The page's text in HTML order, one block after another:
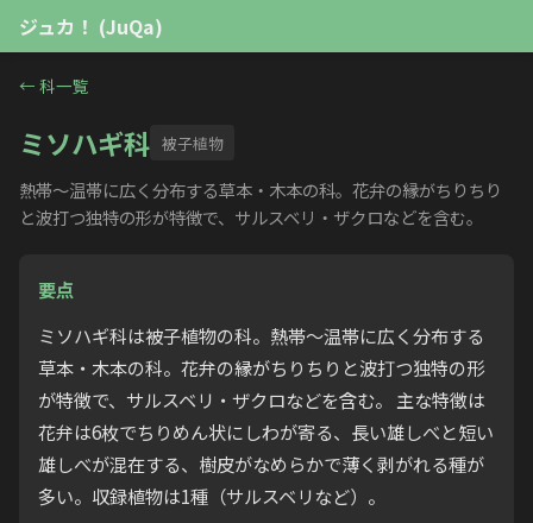
ジュカ！ (JuQa)
← 科一覧
ミソハギ科 被子植物
熱帯〜温帯に広く分布する草本・木本の科。花弁の縁がちりちり
と波打つ独特の形が特徴で、サルスベリ・ザクロなどを含む。
要点
ミソハギ科は被子植物の科。熱帯〜温帯に広く分布する
草本・木本の科。花弁の縁がちりちりと波打つ独特の形
が特徴で、サルスベリ・ザクロなどを含む。 主な特徴は
花弁は6枚でちりめん状にしわが寄る、長い雄しべと短い
雄しべが混在する、樹皮がなめらかで薄く剥がれる種が
多い。収録植物は1種（サルスベリなど）。